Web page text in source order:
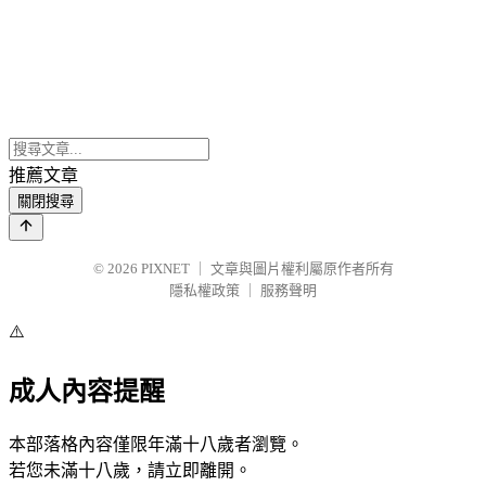
推薦文章
關閉搜尋
© 2026 PIXNET
文章與圖片權利屬原作者所有
隱私權政策
服務聲明
⚠️
成人內容提醒
本部落格內容僅限年滿十八歲者瀏覽。
若您未滿十八歲，請立即離開。